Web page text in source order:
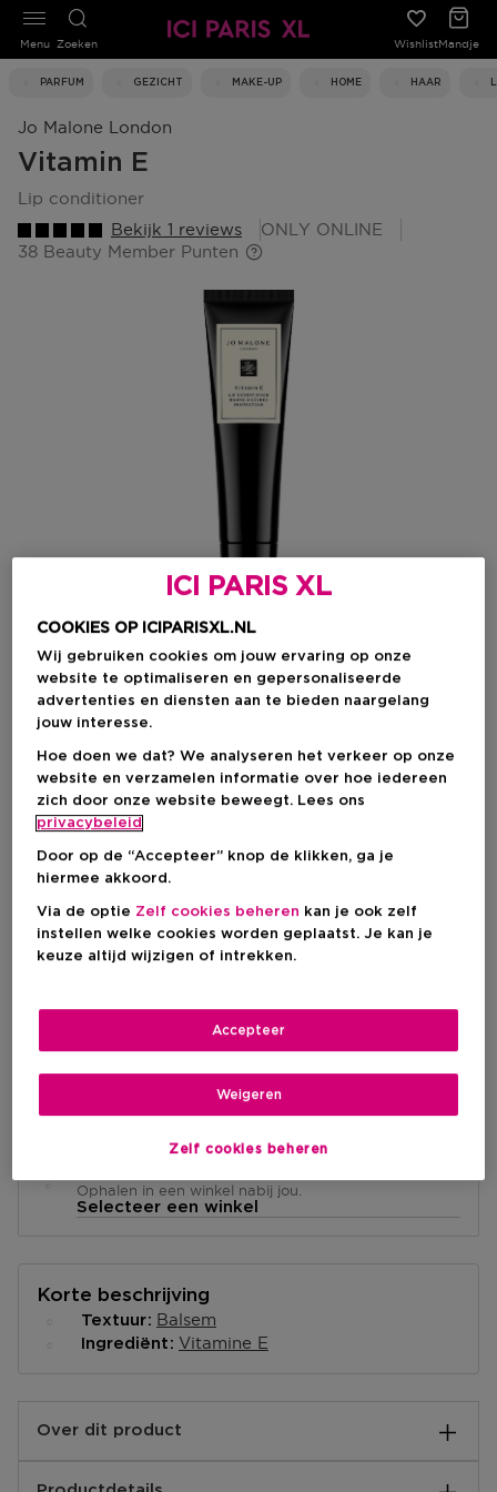
Zoeken WishlistMandje
PARFUM GEZICHT MAKE-UP HOME HAAR
Menu
Jo Malone London
Vitamin E
lip conditioner
Bekijk 1 reviews
ONLY ONLINE
38 Beauty Member Punten
Kies je formaat
15 ML
€ 38,00
€ 38,00
Levering aan huis
Ophalen in een winkel nabij jou.
Selecteer een winkel
Korte beschrijving
Textuur Balsem
Ingrediënt Vitamine E
Over dit product
ICI PARIS XL
COOKIES OP ICIPARISXL.NL
Wij gebruiken cookies om jouw ervaring op onze
website te optimaliseren en gepersonaliseerde
advertenties en diensten aan te bieden naargelang
jouw interesse.
Hoe doen we dat? We analyseren het verkeer op onze
website en verzamelen informatie over hoe iedereen
zich door onze website beweegt. Lees ons
privacybeleid
Door op de “Accepteer” knop de klikken, ga je
hiermee akkoord.
Via de optie Zelf cookies beheren kan je ook zelf
instellen welke cookies worden geplaatst. Je kan je
keuze altijd wijzigen of intrekken.
Zelf cookies beheren
Weigeren
Accepteer